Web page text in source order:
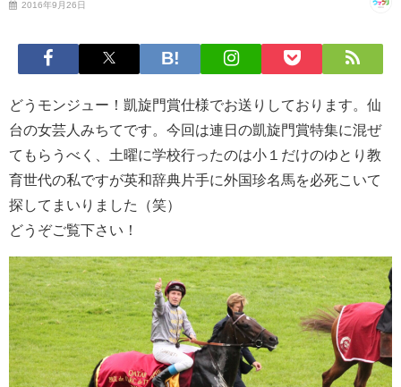
2016年9月26日
どうモンジュー！凱旋門賞仕様でお送りしております。仙
台の女芸人みちてです。今回は連日の凱旋門賞特集に混ぜ
てもらうべく、土曜に学校行ったのは小１だけのゆとり教
育世代の私ですが英和辞典片手に外国珍名馬を必死こいて
探してまいりました（笑）
どうぞご覧下さい！